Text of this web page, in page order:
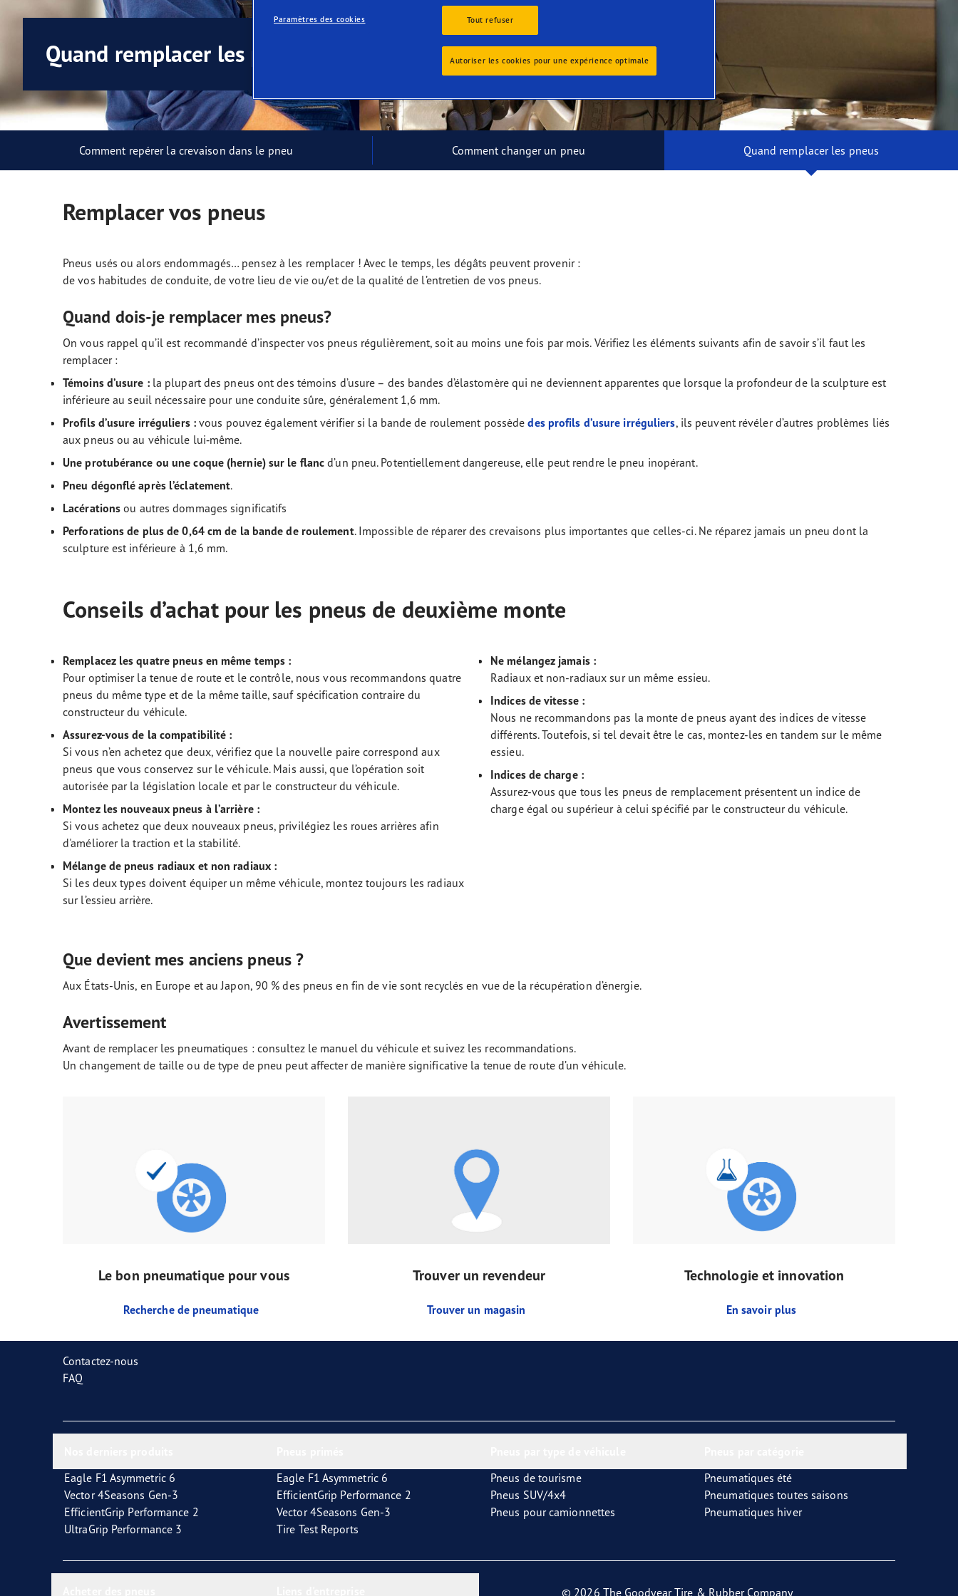
Prendre soin de vos pneus
Les conseils de Goodyear
Quand remplacer les pneus
Comment repérer la crevaison dans le pneu Comment changer un pneu Quand remplacer les pneus
Remplacer vos pneus
Pneus usés ou alors endommagés… pensez à les remplacer ! Avec le temps, les dégâts peuvent provenir :
de vos habitudes de conduite, de votre lieu de vie ou/et de la qualité de l’entretien de vos pneus.
Quand dois-je remplacer mes pneus?
On vous rappel qu’il est recommandé d’inspecter vos pneus régulièrement, soit au moins une fois par mois. Vérifiez les éléments suivants afin de savoir s’il faut les
remplacer :
Témoins d’usure :la plupart des pneus ont des témoins d’usure – des bandes d’élastomère qui ne deviennent apparentes que lorsque la profondeur de la sculpture est
inférieure au seuil nécessaire pour une conduite sûre, généralement 1,6 mm.
Profils d’usure irréguliers :vous pouvez également vérifier si la bande de roulement possèdedes profils d’usure irréguliers, ils peuvent révéler d’autres problèmes liés
aux pneus ou au véhicule lui‑même.
Une protubérance ou une coque (hernie) sur le flanc d’un pneu. Potentiellement dangereuse, elle peut rendre le pneu inopérant.
Pneu dégonflé après l’éclatement.
Lacérations ou autres dommages significatifs
Perforations de plus de 0,64 cm de la bande de roulement. Impossible de réparer des crevaisons plus importantes que celles-ci. Ne réparez jamais un pneu dont la
sculpture est inférieure à 1,6 mm.
Conseils d’achat pour les pneus de deuxième monte
Remplacez les quatre pneus en même temps :
Pour optimiser la tenue de route et le contrôle, nous vous recommandons quatre
pneus du même type et de la même taille, sauf spécification contraire du
constructeur du véhicule.
Assurez-vous de la compatibilité :
Si vous n’en achetez que deux, vérifiez que la nouvelle paire correspond aux
pneus que vous conservez sur le véhicule. Mais aussi, que l’opération soit
autorisée par la législation locale et par le constructeur du véhicule.
Montez les nouveaux pneus à l’arrière :
Si vous achetez que deux nouveaux pneus, privilégiez les roues arrières afin
d'améliorer la traction et la stabilité.
Mélange de pneus radiaux et non radiaux :
Si les deux types doivent équiper un même véhicule, montez toujours les radiaux
sur l’essieu arrière.
Ne mélangez jamais :
Radiaux et non-radiaux sur un même essieu.
Indices de vitesse :
Nous ne recommandons pas la monte de pneus ayant des indices de vitesse
différents. Toutefois, si tel devait être le cas, montez-les en tandem sur le même
essieu.
Indices de charge :
Assurez-vous que tous les pneus de remplacement présentent un indice de
charge égal ou supérieur à celui spécifié par le constructeur du véhicule.
Que devient mes anciens pneus ?
Aux États-Unis, en Europe et au Japon, 90 % des pneus en fin de vie sont recyclés en vue de la récupération d’énergie.
Avertissement
Avant de remplacer les pneumatiques : consultez le manuel du véhicule et suivez les recommandations.
Un changement de taille ou de type de pneu peut affecter de manière significative la tenue de route d’un véhicule.
Le bon pneumatique pour vous
Recherche de pneumatique
Trouver un revendeur
Trouver un magasin
Technologie et innovation
En savoir plus
Contactez-nous
FAQ
Eagle F1 Asymmetric 6
Vector 4Seasons Gen-3
EfficientGrip Performance 2
UltraGrip Performance 3
Eagle F1 Asymmetric 6
EfficientGrip Performance 2
Vector 4Seasons Gen-3
Tire Test Reports
Pneus de tourisme
Pneus SUV/4x4
Pneus pour camionnettes
Pneumatiques été
Pneumatiques toutes saisons
Pneumatiques hiver
© 2026 The Goodyear Tire & Rubber Company
Paramètres des cookies Tout refuser
Autoriser les cookies pour une expérience optimale